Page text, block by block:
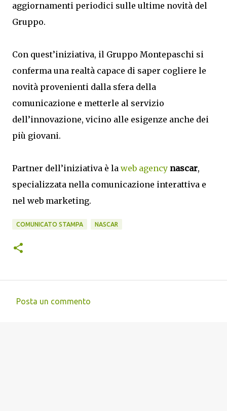
aggiornamenti periodici sulle ultime novità del
Gruppo.
Con quest’iniziativa, il Gruppo Montepaschi si
conferma una realtà capace di saper cogliere le
novità provenienti dalla sfera della
comunicazione e metterle al servizio
dell’innovazione, vicino alle esigenze anche dei
più giovani.
Partner dell’iniziativa è la web agency nascar,
specializzata nella comunicazione interattiva e
nel web marketing.
COMUNICATO STAMPA NASCAR
Posta un commento